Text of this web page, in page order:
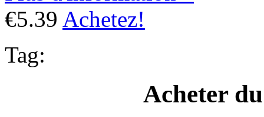
€5.39 Achetez!
Tag:
Acheter